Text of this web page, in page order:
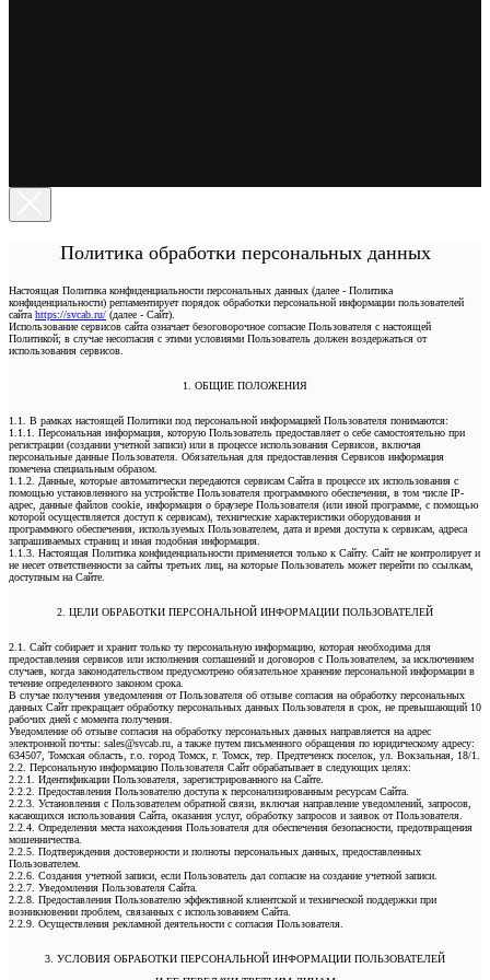
Политика обработки персональных данных
Настоящая Политика конфиденциальности персональных данных (далее - Политика
конфиденциальности) регламентирует порядок обработки персональной информации пользователей
сайта https://svcab.ru/ (далее - Сайт).
Использование сервисов сайта означает безоговорочное согласие Пользователя с настоящей
Политикой; в случае несогласия с этими условиями Пользователь должен воздержаться от
использования сервисов.
1. ОБЩИЕ ПОЛОЖЕНИЯ
1.1. В рамках настоящей Политики под персональной информацией Пользователя понимаются:
1.1.1. Персональная информация, которую Пользователь предоставляет о себе самостоятельно при
регистрации (создании учетной записи) или в процессе использования Сервисов, включая
персональные данные Пользователя. Обязательная для предоставления Сервисов информация
помечена специальным образом.
1.1.2. Данные, которые автоматически передаются сервисам Сайта в процессе их использования с
помощью установленного на устройстве Пользователя программного обеспечения, в том числе IP-
адрес, данные файлов cookie, информация о браузере Пользователя (или иной программе, с помощью
которой осуществляется доступ к сервисам), технические характеристики оборудования и
программного обеспечения, используемых Пользователем, дата и время доступа к сервисам, адреса
запрашиваемых страниц и иная подобная информация.
1.1.3. Настоящая Политика конфиденциальности применяется только к Сайту. Сайт не контролирует и
не несет ответственности за сайты третьих лиц, на которые Пользователь может перейти по ссылкам,
доступным на Сайте.
2. ЦЕЛИ ОБРАБОТКИ ПЕРСОНАЛЬНОЙ ИНФОРМАЦИИ ПОЛЬЗОВАТЕЛЕЙ
2.1. Сайт собирает и хранит только ту персональную информацию, которая необходима для
предоставления сервисов или исполнения соглашений и договоров с Пользователем, за исключением
случаев, когда законодательством предусмотрено обязательное хранение персональной информации в
течение определенного законом срока.
В случае получения уведомления от Пользователя об отзыве согласия на обработку персональных
данных Сайт прекращает обработку персональных данных Пользователя в срок, не превышающий 10
рабочих дней с момента получения.
Уведомление об отзыве согласия на обработку персональных данных направляется на адрес
электронной почты: sales@svcab.ru, а также путем письменного обращения по юридическому адресу:
634507, Томская область, г.о. город Томск, г. Томск, тер. Предтеченск поселок, ул. Вокзальная, 18/1.
2.2. Персональную информацию Пользователя Сайт обрабатывает в следующих целях:
2.2.1. Идентификации Пользователя, зарегистрированного на Сайте.
2.2.2. Предоставления Пользователю доступа к персонализированным ресурсам Сайта.
2.2.3. Установления с Пользователем обратной связи, включая направление уведомлений, запросов,
касающихся использования Сайта, оказания услуг, обработку запросов и заявок от Пользователя.
2.2.4. Определения места нахождения Пользователя для обеспечения безопасности, предотвращения
мошенничества.
2.2.5. Подтверждения достоверности и полноты персональных данных, предоставленных
Пользователем.
2.2.6. Создания учетной записи, если Пользователь дал согласие на создание учетной записи.
2.2.7. Уведомления Пользователя Сайта.
2.2.8. Предоставления Пользователю эффективной клиентской и технической поддержки при
возникновении проблем, связанных с использованием Сайта.
2.2.9. Осуществления рекламной деятельности с согласия Пользователя.
3. УСЛОВИЯ ОБРАБОТКИ ПЕРСОНАЛЬНОЙ ИНФОРМАЦИИ ПОЛЬЗОВАТЕЛЕЙ